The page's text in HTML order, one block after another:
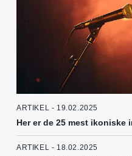
ARTIKEL - 19.02.2025
Her er de 25 mest
ARTIKEL - 18.02.2025